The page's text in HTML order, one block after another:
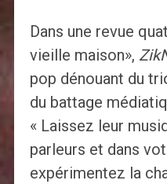
Dans une revue
vieille maison»,
pop dénouant du
du battage
« Laissez leur
parleurs et dans
expérimentez la